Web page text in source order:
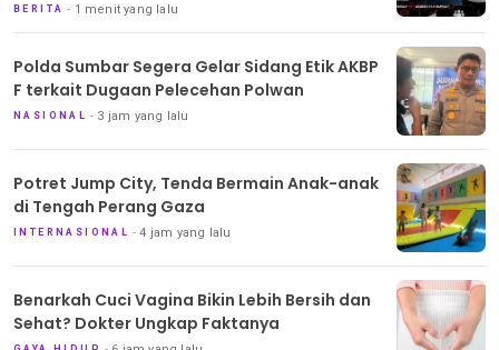
BERITA 1 menit yang lalu
Polda Sumbar Segera Gelar Sidang Etik AKBP
F terkait Dugaan Pelecehan Polwan
NASIONAL 3 jam yang lalu
Potret Jump City, Tenda Bermain Anak-anak
di Tengah Perang Gaza
INTERNASIONAL 4 jam yang lalu
Benarkah Cuci Vagina Bikin Lebih Bersih dan
Sehat? Dokter Ungkap Faktanya